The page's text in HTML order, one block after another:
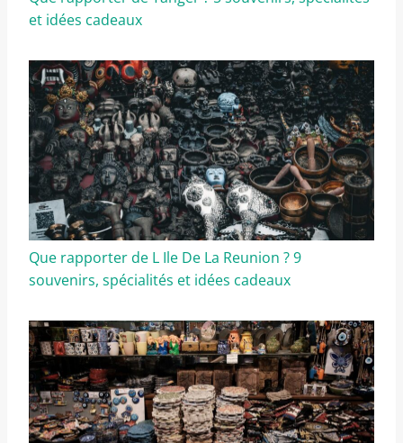
et idées cadeaux
Que rapporter de L Ile De La Reunion ? 9
souvenirs, spécialités et idées cadeaux